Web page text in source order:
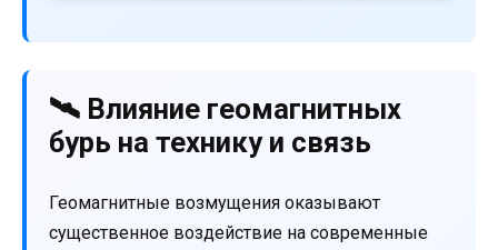
🛰️ Влияние геомагнитных
бурь на технику и связь
Геомагнитные возмущения оказывают
существенное воздействие на современные